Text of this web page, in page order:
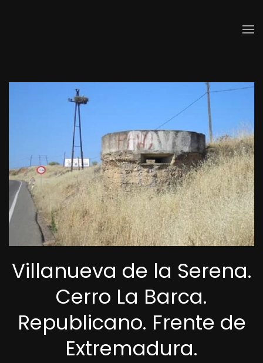
Villanueva de la Serena.
Cerro La Barca.
Republicano. Frente de
Extremadura.